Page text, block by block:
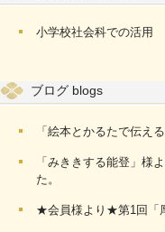
小学校社会科での活用
ブログ blogs
「絵本とかるたで伝え
「みききする能登」様
た。
★会員様より★第1回「